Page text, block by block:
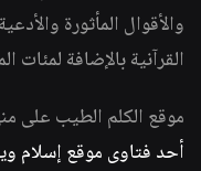
والأقوال المأثورة
القرآنية بالإضافة لمئات
موقع الكلم الطيب على
أحد فتاوى موقع إسلام